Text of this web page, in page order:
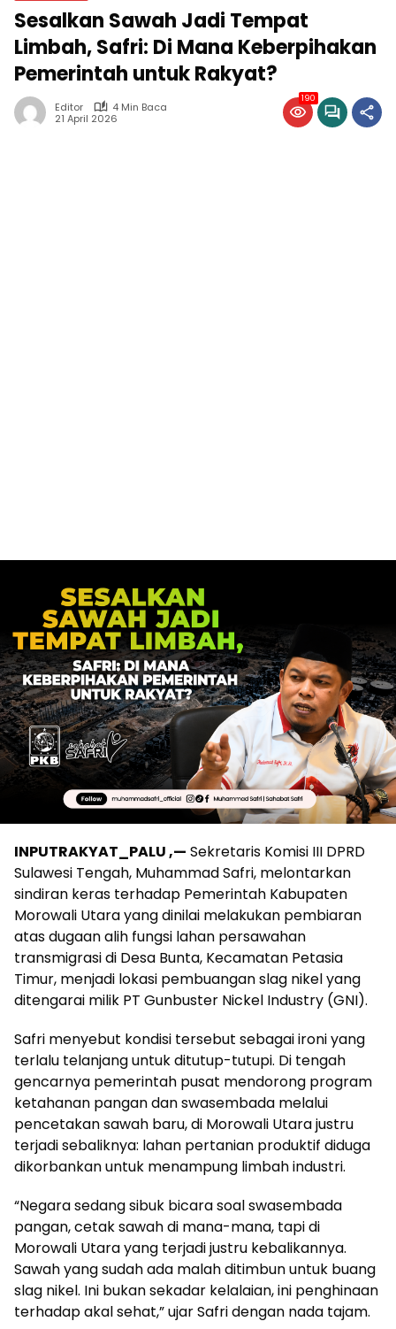
Sesalkan Sawah Jadi Tempat
Limbah, Safri: Di Mana Keberpihakan
Pemerintah untuk Rakyat?
Editor
4 Min Baca
21 April 2026
190
INPUTRAKYAT_PALU ,— Sekretaris Komisi III DPRD
Sulawesi Tengah, Muhammad Safri, melontarkan
sindiran keras terhadap Pemerintah Kabupaten
Morowali Utara yang dinilai melakukan pembiaran
atas dugaan alih fungsi lahan persawahan
transmigrasi di Desa Bunta, Kecamatan Petasia
Timur, menjadi lokasi pembuangan slag nikel yang
ditengarai milik PT Gunbuster Nickel Industry (GNI).
Safri menyebut kondisi tersebut sebagai ironi yang
terlalu telanjang untuk ditutup-tutupi. Di tengah
gencarnya pemerintah pusat mendorong program
ketahanan pangan dan swasembada melalui
pencetakan sawah baru, di Morowali Utara justru
terjadi sebaliknya: lahan pertanian produktif diduga
dikorbankan untuk menampung limbah industri.
“Negara sedang sibuk bicara soal swasembada
pangan, cetak sawah di mana-mana, tapi di
Morowali Utara yang terjadi justru kebalikannya.
Sawah yang sudah ada malah ditimbun untuk buang
slag nikel. Ini bukan sekadar kelalaian, ini penghinaan
terhadap akal sehat,” ujar Safri dengan nada tajam.